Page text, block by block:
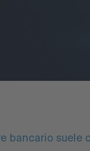
bancario suele